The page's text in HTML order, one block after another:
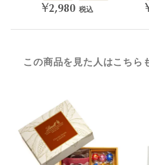
¥2,980 税込
この商品を見た人はこちら